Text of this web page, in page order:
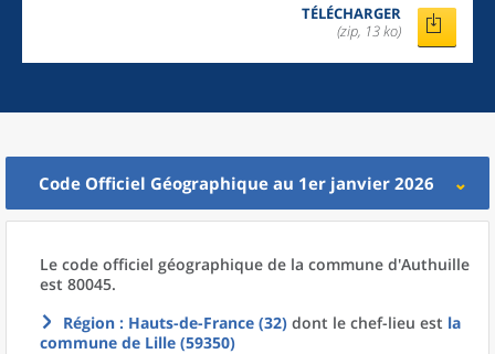
TÉLÉCHARGER
(zip, 13 ko)
Code Officiel Géographique au 1er janvier 2026
Le code officiel géographique de la commune d'Authuille
est 80045.
Région : Hauts-de-France (32) dont le chef-lieu est la
commune de Lille (59350)